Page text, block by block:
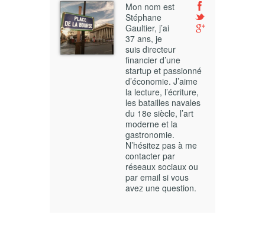
Mon nom est
Stéphane
Gaultier, j’ai
37 ans, je
suis directeur
financier d’une
startup et passionné
d’économie. J’aime
la lecture, l’écriture,
les batailles navales
du 18e siècle, l’art
moderne et la
gastronomie.
N’hésitez pas à me
contacter par
réseaux sociaux ou
par email si vous
avez une question.